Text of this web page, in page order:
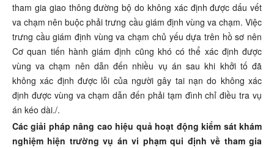
tham gia giao thông đường bộ do không xác định được dấu vết
va chạm nên buộc phải trưng cầu giám định vùng va chạm. Việc
trưng cầu giám định vùng va chạm chủ yếu dựa trên hồ sơ nên
Cơ quan tiến hành giám định cũng khó có thể xác định được
vùng va chạm nên dẫn đến nhiều vụ án sau khi khởi tố đã
không xác định được lỗi của người gây tai nạn do không xác
định được vùng va chạm dẫn đến phải tạm đình chỉ điều tra vụ
án kéo dài./.
Các giải pháp nâng cao hiệu quả hoạt động kiểm sát khám
nghiệm hiện trường vụ án vi phạm qui định về tham gia